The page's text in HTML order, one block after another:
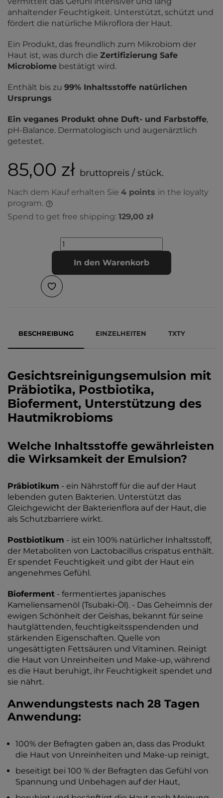
anhaltender Feuchtigkeit. Unterstützt, schützt und
fördert die natürliche Mikroflora der Haut.
Ein Produkt, das freundlich zum Mikrobiom der
Haut ist, was durch die Zertifizierung Safe
Microbiome bestätigt wird.
Enthält bis zu 99% Inhaltsstoffe natürlichen
Ursprungs
Ein veganes Produkt ohne Duft- und Farbstoffe,
pH-Balance. Dermatologisch und augenärztlich
getestet.
85,00 zł bruttopreis / stück.
Nach dem Kauf erhalten Sie 4 points in the loyalty
program.
Spend to get free shipping: 129,00 zł
In den Warenkorb
BESCHREIBUNG EINZELHEITEN TXTY
Gesichtsreinigungsemulsion mit
Präbiotika, Postbiotika,
Bioferment, Unterstützung des
Hautmikrobioms
Welche Inhaltsstoffe gewährleisten
die Wirksamkeit der Emulsion?
Präbiotikum - ein Nährstoff für die auf der Haut
lebenden guten Bakterien. Unterstützt das
Gleichgewicht der Bakterienflora auf der Haut, die
als Schutzbarriere wirkt.
Postbiotikum - ist ein 100% natürlicher Inhaltsstoff,
der Metaboliten von Lactobacillus crispatus enthält.
Er spendet Feuchtigkeit und gibt der Haut ein
angenehmes Gefühl.
Bioferment - fermentiertes japanisches
Kameliensamenöl (Tsubaki-Öl). - Das Geheimnis der
ewigen Schönheit der Geishas, bekannt für seine
hautglättenden, feuchtigkeitsspendenden und
stärkenden Eigenschaften. Quelle von
ungesättigten Fettsäuren und Vitaminen. Reinigt
die Haut von Unreinheiten und Make-up, während
es die Haut beruhigt, ihr Feuchtigkeit spendet und
sie nährt.
Anwendungstests nach 28 Tagen
Anwendung:
100% der Befragten gaben an, dass das Produkt
die Haut von Unreinheiten und Make-up reinigt,
beseitigt bei 100 % der Befragten das Gefühl von
Spannung und Unbehagen auf der Haut,